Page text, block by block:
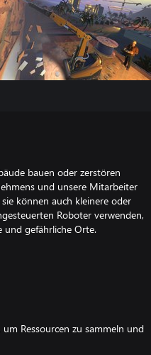
bauen oder zerstören
und unsere Mitarbeiter
können auch kleinere oder
Roboter verwenden,
und gefährliche Orte.
Ressourcen zu sammeln und